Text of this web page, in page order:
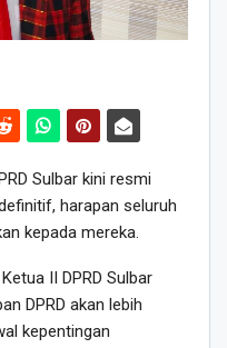
Sulbar kini resmi
harapan seluruh
kepada mereka.
II DPRD Sulbar
DPRD akan lebih
kepentingan